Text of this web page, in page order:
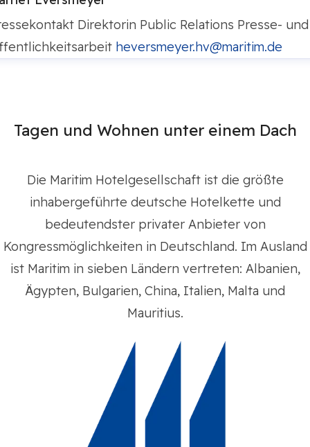
Direktorin Public Relations Presse- und
heversmeyer.hv@maritim.de
Tagen und Wohnen unter einem Dach
Die Maritim Hotelgesellschaft ist die größte
inhabergeführte deutsche Hotelkette und
bedeutendster privater Anbieter von
Kongressmöglichkeiten in Deutschland. Im Ausland
ist Maritim in sieben Ländern vertreten: Albanien,
Ägypten, Bulgarien, China, Italien, Malta und
Mauritius.